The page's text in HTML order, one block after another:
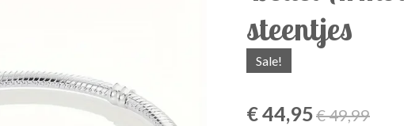
steentjes
Sale!
€ 44,95€ 49,99